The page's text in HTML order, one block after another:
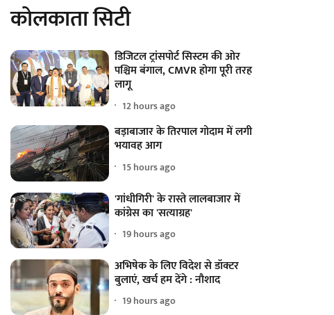
कोलकाता सिटी
डिजिटल ट्रांसपोर्ट सिस्टम की ओर
पश्चिम बंगाल, CMVR होगा पूरी तरह
लागू
12 hours ago
बड़ाबाजार के तिरपाल गोदाम में लगी
भयावह आग
15 hours ago
'गांधीगिरी' के रास्ते लालबाजार में
कांग्रेस का 'सत्याग्रह'
19 hours ago
अभिषेक के लिए विदेश से डॉक्टर
बुलाएं, खर्च हम देंगे : नौशाद
19 hours ago